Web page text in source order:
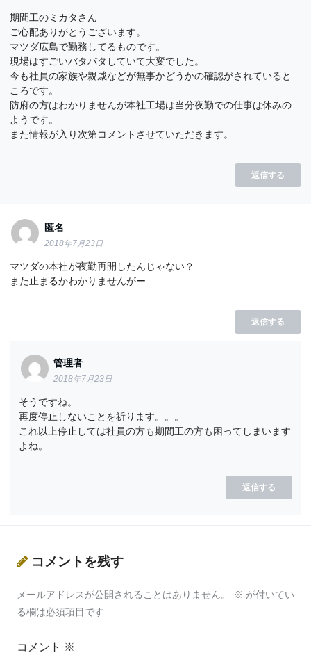
期間工のミカタさん
ご心配ありがとうございます。
マツダ広島で勤務してるものです。
現場はすごいバタバタしていて大変でした。
今も社員の家族や親戚などが無事かどうかの確認がされていると
ころです。
防府の方はわかりませんが本社工場は当分夜勤での仕事は休みの
ようです。
また情報が入り次第コメントさせていただきます。
返信する
匿名
2018年7月23日
マツダの本社が夜勤再開したんじゃない？
また止まるかわかりませんがー
返信する
管理者
2018年7月23日
そうですね。
再度停止しないことを祈ります。。。
これ以上停止しては社員の方も期間工の方も困ってしまいます
よね。
返信する
コメントを残す
メールアドレスが公開されることはありません。 ※ が付いてい
る欄は必須項目です
コメント ※